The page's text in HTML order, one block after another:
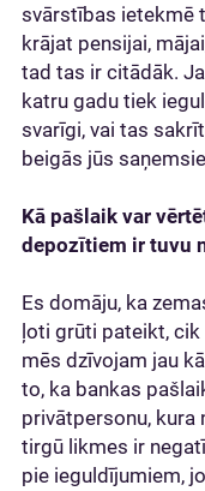
svārstības ietekmē
krājat pensijai,
tad tas ir citādāk.
katru gadu tiek
svarīgi, vai tas
beigās jūs
Kā pašlaik var
depozītiem ir tuvu
Es domāju, ka
ļoti grūti pateikt,
mēs dzīvojam jau
to, ka bankas
privātpersonu, kura
tirgū likmes ir
pie ieguldījumiem,